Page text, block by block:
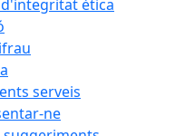
ètica
serveis
ne